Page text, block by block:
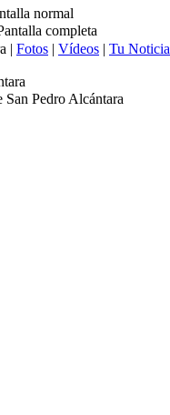
normal
completa
| Fotos | Vídeos | Tu Noticia
San Pedro Alcántara